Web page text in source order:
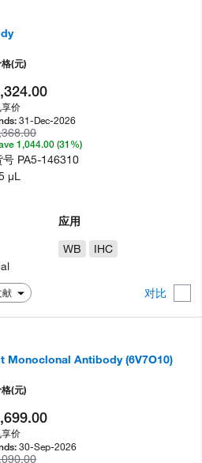
献 对比
应用
WB
IHC
(元)
价
31-Dec-2026
1,044.00 (31%)
号 PA5-146310
µL
Monoclonal Antibody (6V7O10)
(元)
价
30-Sep-2026